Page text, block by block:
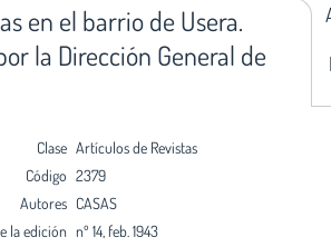
en el barrio de Usera.
la Dirección General de
Clase Artículos de Revistas
Código 2379
Autores CASAS
la edición nº 14, feb. 1943